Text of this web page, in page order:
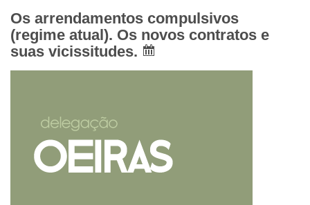
Os arrendamentos compulsivos
(regime atual). Os novos contratos e
suas vicissitudes.